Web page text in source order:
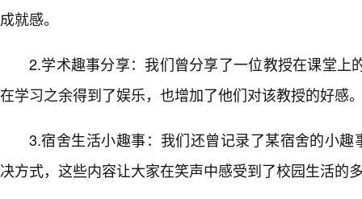
成就感。
2.学术趣事分享：我们曾分享了一位教授在课堂上
在学习之余得到了娱乐，也增加了他们对该教授的好感
3.宿舍生活小趣事：我们还曾记录了某宿舍的小趣
决方式，这些内容让大家在笑声中感受到了校园生活的